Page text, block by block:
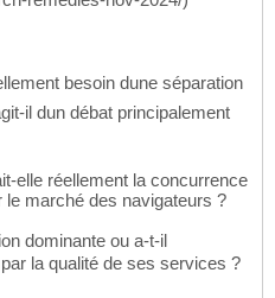
besoin dune séparation
il dun débat principalement
elle réellement la concurrence
le marché des navigateurs ?
dominante ou a-t-il
la qualité de ses services ?